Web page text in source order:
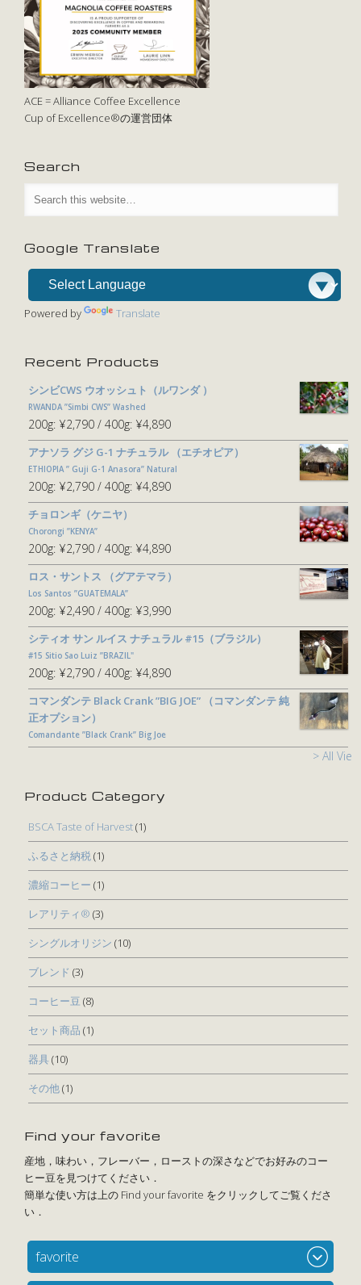
ACE = Alliance Coffee Excellence
Cup of Excellence®の運営団体
Search
Google Translate
Powered by Translate
Recent Products
シンビCWS ウオッシュト（ルワンダ ）
RWANDA ”Simbi CWS” Washed
200g: ¥2,790 400g: ¥4,890
アナソラ グジ G-1 ナチュラル （エチオピア）
ETHIOPIA ” Guji G-1 Anasora” Natural
200g: ¥2,790 400g: ¥4,890
チョロンギ（ケニヤ）
Chorongi ”KENYA”
200g: ¥2,790 400g: ¥4,890
ロス・サントス （グアテマラ）
Los Santos ”GUATEMALA”
200g: ¥2,490 400g: ¥3,990
シティオ サン ルイス ナチュラル #15（ブラジル）
#15 Sitio Sao Luiz ”BRAZIL"
200g: ¥2,790 400g: ¥4,890
コマンダンテ Black Crank ”BIG JOE” （コマンダンテ 純
正オプション）
Comandante ”Black Crank” Big Joe
> All View
Product Category
BSCA Taste of Harvest(1)
ふるさと納税(1)
濃縮コーヒー (1)
レアリティ® (3)
シングルオリジン (10)
ブレンド (3)
コーヒー豆 (8)
セット商品 (1)
器具(10)
その他(1)
Find your favorite
favorite